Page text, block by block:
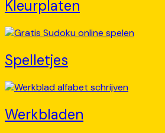
Kleurplaten
Spelletjes
Werkbladen